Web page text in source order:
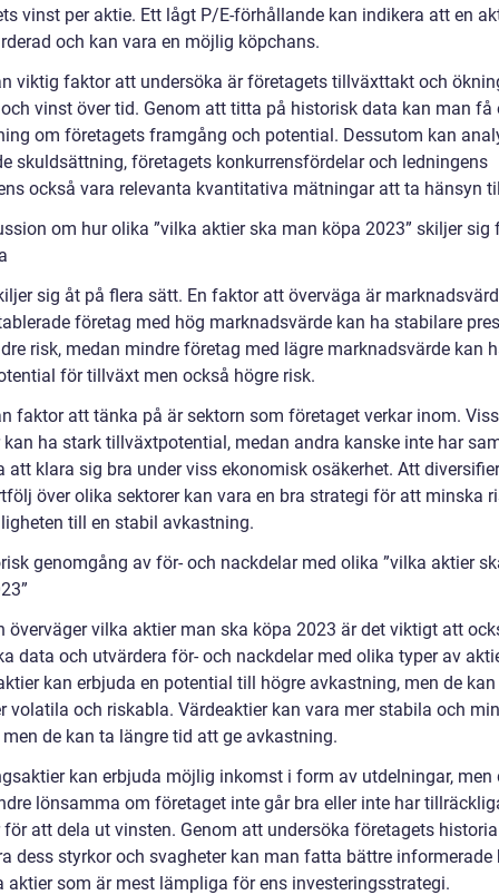
vinst per aktie. Ett lågt P/E-förhållande kan indikera att en
och kan vara en möjlig köpchans.
viktig faktor att undersöka är företagets tillväxttakt och
vinst över tid. Genom att titta på historisk data kan man få
om företagets framgång och potential. Dessutom kan
skuldsättning, företagets konkurrensfördelar och ledningens
också vara relevanta kvantitativa mätningar att ta hänsyn
om hur olika ”vilka aktier ska man köpa 2023” skiljer sig
sig åt på flera sätt. En faktor att överväga är
företag med hög marknadsvärde kan ha stabilare
risk, medan mindre företag med lägre marknadsvärde kan
för tillväxt men också högre risk.
faktor att tänka på är sektorn som företaget verkar inom.
kan ha stark tillväxtpotential, medan andra kanske inte har
att klara sig bra under viss ekonomisk osäkerhet. Att
över olika sektorer kan vara en bra strategi för att minska
till en stabil avkastning.
genomgång av för- och nackdelar med olika ”vilka aktier
överväger vilka aktier man ska köpa 2023 är det viktigt att
data och utvärdera för- och nackdelar med olika typer av
kan erbjuda en potential till högre avkastning, men de
volatila och riskabla. Värdeaktier kan vara mer stabila och
de kan ta längre tid att ge avkastning.
kan erbjuda möjlig inkomst i form av utdelningar, men
lönsamma om företaget inte går bra eller inte har
för att dela ut vinsten. Genom att undersöka företagets
dess styrkor och svagheter kan man fatta bättre informerade
aktier som är mest lämpliga för ens investeringsstrategi.